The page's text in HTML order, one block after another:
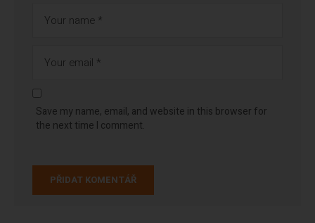
Save my name, email, and website in this browser for
the next time I comment.